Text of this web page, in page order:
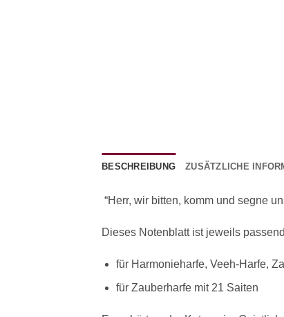
BESCHREIBUNG ZUSÄTZLICHE
“Herr, wir bitten, komm und segne
Dieses Notenblatt ist jeweils
für Harmonieharfe, Veeh-Harfe,
für Zauberharfe mit 21 Saiten